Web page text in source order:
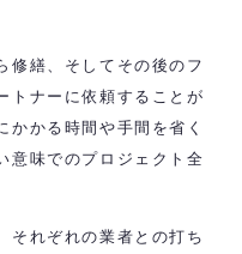
修繕、そしてその後のフ
トナーに依頼することが
かる時間や手間を省く
意味でのプロジェクト全
それぞれの業者との打ち